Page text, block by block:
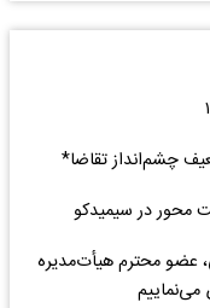
چشم‌انداز تقاضا*
محور در سیمیدکو
عضو محترم هیأت‌مدیره